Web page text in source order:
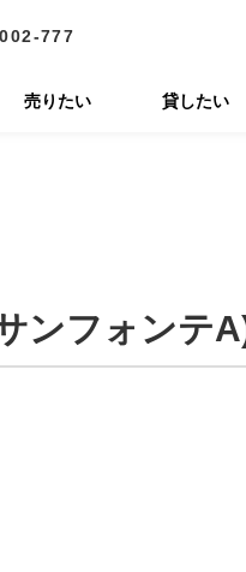
777
売りたい 貸したい
ンフォンテ